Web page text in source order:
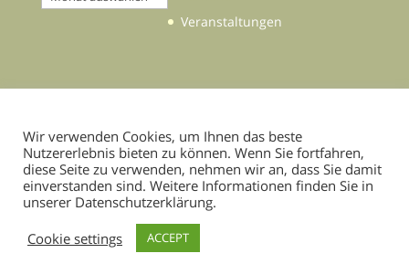
Veranstaltungen
Wir verwenden Cookies, um Ihnen das beste
Nutzererlebnis bieten zu können. Wenn Sie fortfahren,
diese Seite zu verwenden, nehmen wir an, dass Sie damit
einverstanden sind. Weitere Informationen finden Sie in
unserer Datenschutzerklärung.
Cookie settings
ACCEPT